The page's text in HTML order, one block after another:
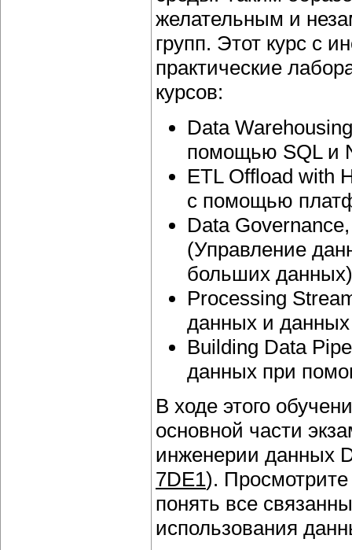
желательным и
групп. Этот курс с
практические
курсов:
Data
помощью SQL и
ETL Offload with
с помощью
Data
(Управление
больших
Processing
данных и
Building Data
данных при
В ходе этого
основной части
инженерии данных
7DE1).
понять все
использования